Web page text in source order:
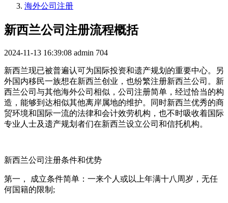
海外公司注册
新西兰公司注册流程概括
2024-11-13 16:39:08 admin 704
新西兰现已被普遍认可为国际投资和遗产规划的重要中心。另
外国内移民一族想在新西兰创业，也纷繁注册新西兰公司。新
西兰公司与其他海外公司相似，公司注册简单，经过恰当的构
造，能够到达相似其他离岸属地的维护。同时新西兰优秀的商
贸环境和国际一流的法律和会计效劳机构，也不时吸收着国际
专业人士及遗产规划者们在新西兰设立公司和信托机构。
新西兰公司注册条件和优势
第一， 成立条件简单：一来个人或以上年满十八周岁，无任
何国籍的限制;